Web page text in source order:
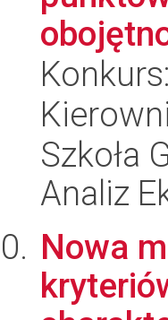
Konkurs:
Szkoła
Analiz
Nowa